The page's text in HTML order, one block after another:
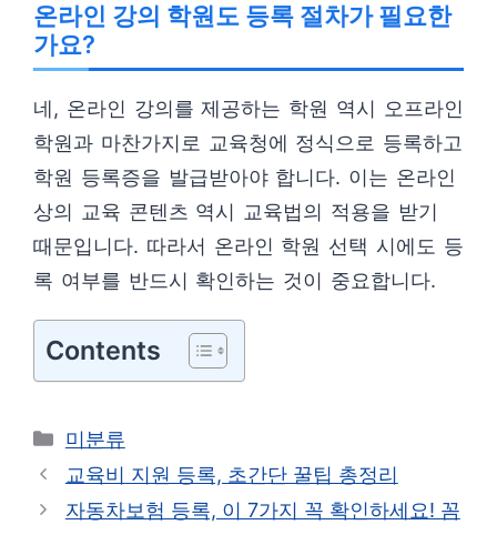
온라인 강의 학원도 등록 절차가 필요한
가요?
네, 온라인 강의를 제공하는 학원 역시 오프라인
학원과 마찬가지로 교육청에 정식으로 등록하고
학원 등록증을 발급받아야 합니다. 이는 온라인
상의 교육 콘텐츠 역시 교육법의 적용을 받기
때문입니다. 따라서 온라인 학원 선택 시에도 등
록 여부를 반드시 확인하는 것이 중요합니다.
Contents
카
테
리
미분류
교육비 지원 등록, 초간단 꿀팁 총정리
자동차보험 등록, 이 7가지 꼭 확인하세요! 꼼